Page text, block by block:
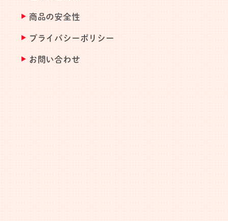
商品の安全性
プライバシーポリシー
お問い合わせ